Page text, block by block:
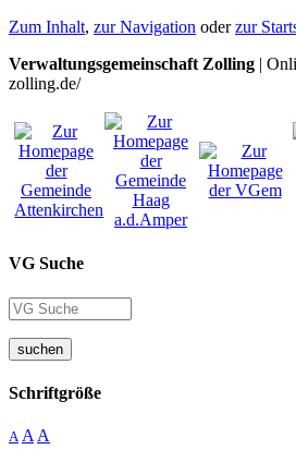
Zum Inhalt, zur Navigation oderzur
Verwaltungsgemeinschaft Zolling |
zolling.de/
VG Suche
suchen
Schriftgröße
A A A